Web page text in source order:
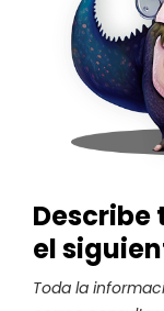
Describe
el
Toda la